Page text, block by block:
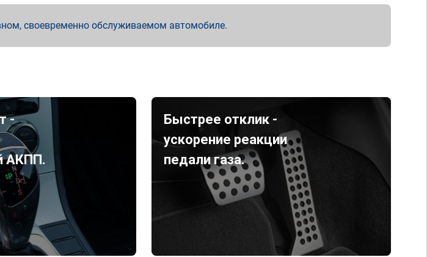
своевременно обслуживаемом автомобиле.
-
АКПП.
Быстрее отклик -
ускорение реакции
педали газа.